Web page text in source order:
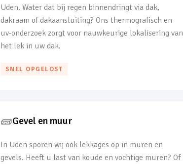
Uden. Water dat bij regen binnendringt via dak,
dakraam of dakaansluiting? Ons thermografisch en
uv-onderzoek zorgt voor nauwkeurige lokalisering van
het lek in uw dak.
SNEL OPGELOST
🧱Gevel en muur
In Uden sporen wij ook lekkages op in muren en
gevels. Heeft u last van koude en vochtige muren? Of